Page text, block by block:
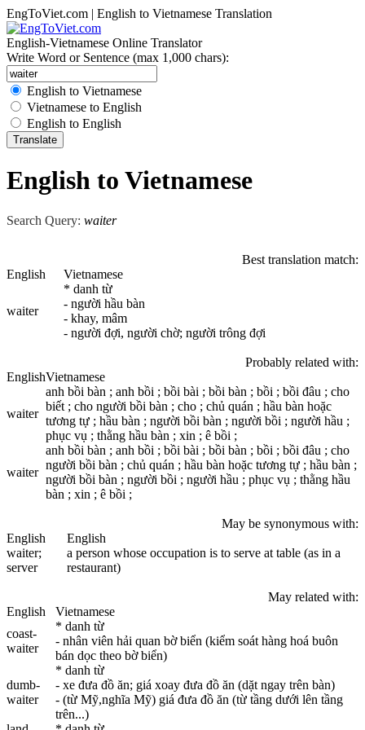
EngToViet.com | English to Vietnamese Translation
English-Vietnamese Online Translator
Write Word or Sentence (max 1,000 chars):
English to Vietnamese
Vietnamese to English
English to English
English to Vietnamese
Search Query: waiter
Best translation match:
English
Vietnamese
waiter
* danh từ
- người hầu bàn
- khay, mâm
- người đợi, người chờ; người trông đợi
Probably related with:
EnglishVietnamese
waiter
anh bồi bàn ; anh bồi ; bồi bài ; bồi bàn ; bồi ; bồi đâu ; cho
biết ; cho người bồi bàn ; cho ; chủ quán ; hầu bàn hoặc
tương tự ; hầu bàn ; người bồi bàn ; người bồi ; người hầu ;
phục vụ ; thằng hầu bàn ; xin ; ê bồi ;
waiter
anh bồi bàn ; anh bồi ; bồi bài ; bồi bàn ; bồi ; bồi đâu ; cho
người bồi bàn ; chủ quán ; hầu bàn hoặc tương tự ; hầu bàn ;
người bồi bàn ; người bồi ; người hầu ; phục vụ ; thằng hầu
bàn ; xin ; ê bồi ;
May be synonymous with:
English
English
waiter;
server
a person whose occupation is to serve at table (as in a
restaurant)
May related with:
English
Vietnamese
coast-
waiter
* danh từ
- nhân viên hải quan bờ biển (kiểm soát hàng hoá buôn
bán dọc theo bờ biển)
dumb-
waiter
* danh từ
- xe đưa đồ ăn; giá xoay đưa đồ ăn (dặt ngay trên bàn)
- (từ Mỹ,nghĩa Mỹ) giá đưa đồ ăn (từ tầng dưới lên tầng
trên...)